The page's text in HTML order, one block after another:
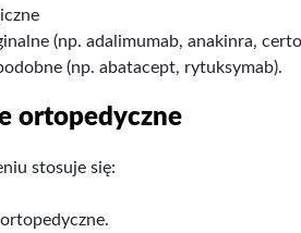
(np. adalimumab, anakinra,
(np. abatacept, rytuksymab).
ortopedyczne
stosuje się: